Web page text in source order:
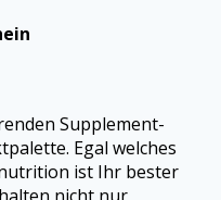
Supplement-
Egal welches
ist Ihr bester